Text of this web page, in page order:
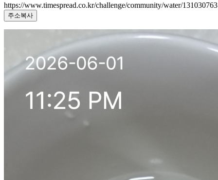
https://www.timespread.co.kr/challenge/community/water/131030763
주소복사